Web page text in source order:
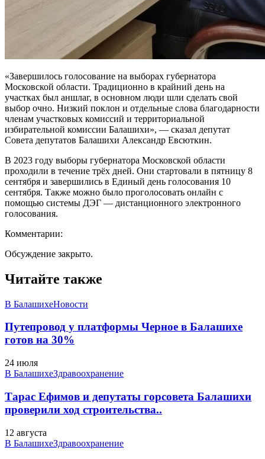
«Завершилось голосование на выборах губернатора
Московской области. Традиционно в крайний день на
участках был аншлаг, в основном люди шли сделать свой
выбор очно. Низкий поклон и отдельные слова благодарности
членам участковых комиссий и территориальной
избирательной комиссии Балашихи», — сказал депутат
Совета депутатов Балашихи Александр Евсюткин.
В 2023 году выборы губернатора Московской области
проходили в течение трёх дней. Они стартовали в пятницу 8
сентября и завершились в Единый день голосования 10
сентября. Также можно было проголосовать онлайн с
помощью системы ДЭГ — дистанционного электронного
голосования.
Комментарии:
Обсуждение закрыто.
Читайте также
В БалашихеНовости
Путепровод у платформы Черное в Балашихе
готов на 30%
24 июля
В БалашихеЗдравоохранение
Тарас Ефимов и депутаты горсовета Балашихи
проверили ход строительства..
12 августа
В БалашихеЗдравоохранение